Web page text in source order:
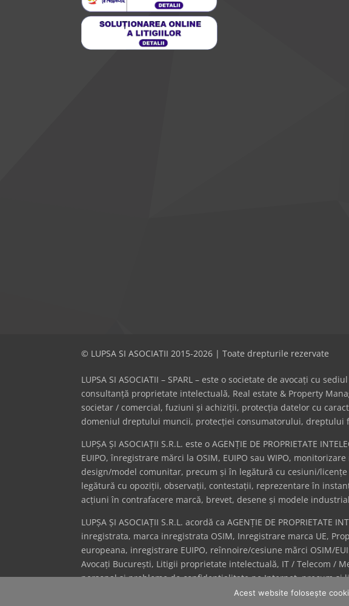
© LUPSA SI ASOCIATII 2015-2026 | Toate drepturile rezervate
LUPSA SI ASOCIATII – SPARL – este o societate de avocați cu
consultanță proprietate intelectuală, Real estate & Property
societar / comercial, fuziuni și achiziții, protecția datelor cu
domeniul dreptului muncii, protecției consumatorului, dreptului
LUPȘA ȘI ASOCIAȚII S.R.L. este o AGENȚIE DE PROPRIETATE
EUIPO, înregistrare mărci la OSIM, EUIPO sau WIPO,
design/model comunitar, precum și în legătură cu cesiuni/
legătură cu opoziții, observații, contestații, reprezentare în
acțiuni în contrafacere marcă, brevet, desene și modele
LUPȘA ȘI ASOCIAȚII S.R.L. acordă ca AGENȚIE DE
inregistrata, marca inregistrata OSIM, Inregistrare marca UE,
europeana, inregistrare EUIPO, reînnoire/cesiune mărci OSIM/
Avocați București, Litigii proprietate intelectuală, IT / Telecom /
personal și probleme de confidențialitate pe Internet, precum
și Mărci (OSIM) + inregistrare Oficiul European pentru Mărci și
Acest website folosește